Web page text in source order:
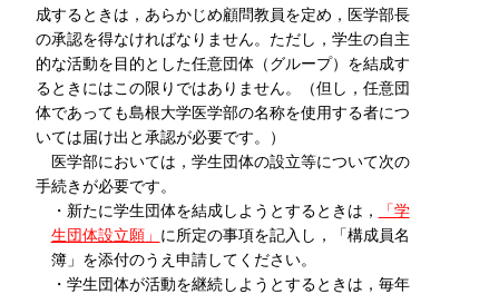
成するときは，あらかじめ顧問教員を定め，医学部長
の承認を得なければなりません。ただし，学生の自主
的な活動を目的とした任意団体（グループ）を結成す
るときにはこの限りではありません。（但し，任意団
体であっても島根大学医学部の名称を使用する者につ
いては届け出と承認が必要です。）
医学部においては，学生団体の設立等について次の
手続きが必要です。
・新たに学生団体を結成しようとするときは ，
「学
生団体設立願」 に所定の事項を記入し，「構成員名
簿」を添付のうえ申請してください。
・学生団体が活動を継続しようとするときは，毎年